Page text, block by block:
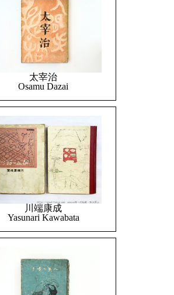
太宰治
Osamu Dazai
川端康成
Yasunari Kawabata